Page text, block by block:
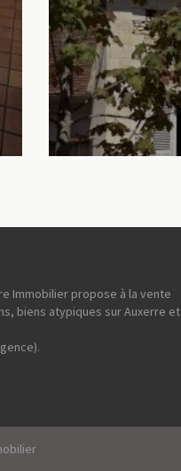
Immobilier propose à la vente
biens atypiques sur Auxerre et